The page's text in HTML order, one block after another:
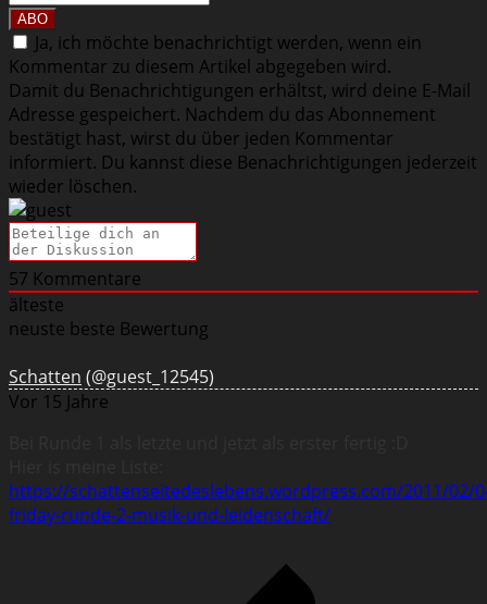
Ja, ich möchte benachrichtigt werden, wenn ein
Kommentar zu diesem Artikel abgegeben wird.
Damit du Benachrichtigungen erhältst, wird deine E-Mail
Adresse gespeichert. Nachdem du das Abonnement
bestätigt hast, wirst du über jeden Kommentar
informiert. Du kannst diese Benachrichtigungen jederzeit
wieder löschen.
57 Kommentare
älteste
neuste beste Bewertung
Schatten (@guest_12545)
Vor 15 Jahre
https://schattenseitedeslebens.wordpress.com/2011/02/
friday-runde-2-musik-und-leidenschaft/